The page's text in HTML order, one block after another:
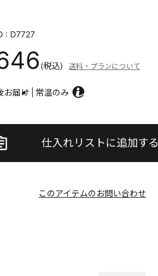
: D7727
(税込) 送料・プランについて
お届け 常温のみ
仕入れリストに追加する
このアイテムのお問い合わせ